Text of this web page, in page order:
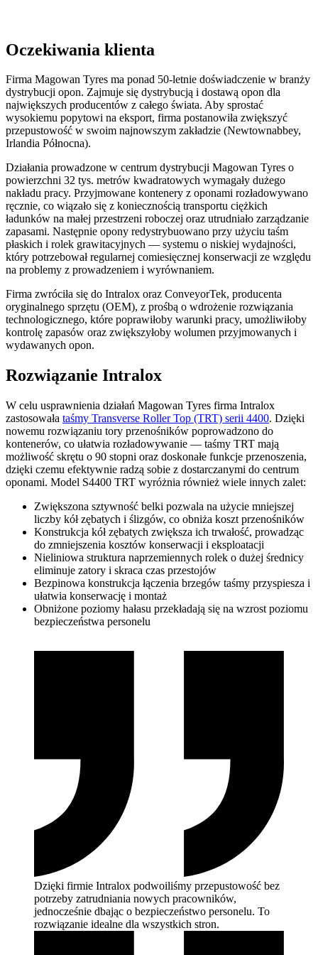
Oczekiwania klienta
Firma Magowan Tyres ma ponad 50-letnie doświadczenie w branży
dystrybucji opon. Zajmuje się dystrybucją i dostawą opon dla
największych producentów z całego świata. Aby sprostać
wysokiemu popytowi na eksport, firma postanowiła zwiększyć
przepustowość w swoim najnowszym zakładzie (Newtownabbey,
Irlandia Północna).
Działania prowadzone w centrum dystrybucji Magowan Tyres o
powierzchni 32 tys. metrów kwadratowych wymagały dużego
nakładu pracy. Przyjmowane kontenery z oponami rozładowywano
ręcznie, co wiązało się z koniecznością transportu ciężkich
ładunków na małej przestrzeni roboczej oraz utrudniało zarządzanie
zapasami. Następnie opony redystrybuowano przy użyciu taśm
płaskich i rolek grawitacyjnych — systemu o niskiej wydajności,
który potrzebował regularnej comiesięcznej konserwacji ze względu
na problemy z prowadzeniem i wyrównaniem.
Firma zwróciła się do Intralox oraz ConveyorTek, producenta
oryginalnego sprzętu (OEM), z prośbą o wdrożenie rozwiązania
technologicznego, które poprawiłoby warunki pracy, umożliwiłoby
kontrolę zapasów oraz zwiększyłoby wolumen przyjmowanych i
wydawanych opon.
Rozwiązanie Intralox
W celu usprawnienia działań Magowan Tyres firma Intralox
zastosowała taśmy Transverse Roller Top (TRT) serii 4400. Dzięki
nowemu rozwiązaniu tory przenośników poprowadzono do
kontenerów, co ułatwia rozładowywanie — taśmy TRT mają
możliwość skrętu o 90 stopni oraz doskonałe funkcje przenoszenia,
dzięki czemu efektywnie radzą sobie z dostarczanymi do centrum
oponami. Model S4400 TRT wyróżnia również wiele innych zalet:
Zwiększona sztywność belki pozwala na użycie mniejszej
liczby kół zębatych i ślizgów, co obniża koszt przenośników
Konstrukcja kół zębatych zwiększa ich trwałość, prowadząc
do zmniejszenia kosztów konserwacji i eksploatacji
Nieliniowa struktura naprzemiennych rolek o dużej średnicy
eliminuje zatory i skraca czas przestojów
Bezpinowa konstrukcja łączenia brzegów taśmy przyspiesza i
ułatwia konserwację i montaż
Obniżone poziomy hałasu przekładają się na wzrost poziomu
bezpieczeństwa personelu
Dzięki firmie Intralox podwoiliśmy przepustowość bez
potrzeby zatrudniania nowych pracowników,
jednocześnie dbając o bezpieczeństwo personelu. To
rozwiązanie idealne dla wszystkich stron.